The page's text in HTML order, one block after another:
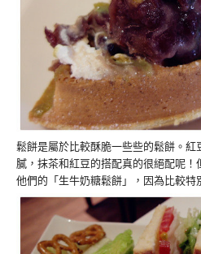
鬆餅是屬於比較酥脆一些些的鬆餅。
膩，抹茶和紅豆的搭配真的很絕配呢
他們的「生牛奶糖鬆餅」，因為比較特